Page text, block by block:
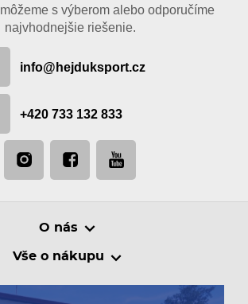
s výberom alebo odporučíme
najvhodnejšie riešenie.
info@hejduksport.cz
+420 733 132 833
O nás
Vše o nákupu